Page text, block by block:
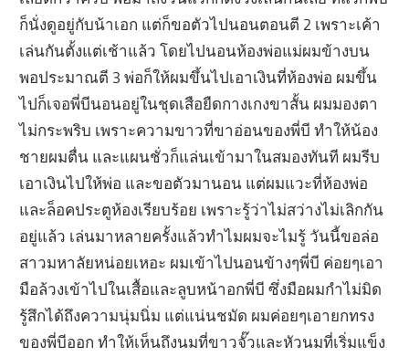
ก็นั่งดูอยู่กับน้าเอก แต่ก็ขอตัวไปนอนตอนตี 2 เพราะเค้า
เล่นกันตั้งแต่เช้าแล้ว โดยไปนอนห้องพ่อแม่ผมข้างบน
พอประมาณตี 3 พ่อก็ให้ผมขึ้นไปเอาเงินที่ห้องพ่อ ผมขึ้น
ไปก็เจอพี่บีนอนอยู่ในชุดเสือยืดกางเกงขาสั้น ผมมองตา
ไม่กระพริบ เพราะความขาวที่ขาอ่อนของพี่บี ทำให้น้อง
ชายผมตื่น และแผนชั่วก็แล่นเข้ามาในสมองทันที ผมรีบ
เอาเงินไปให้พ่อ และขอตัวมานอน แต่ผมแวะที่ห้องพ่อ
และล็อคประตูห้องเรียบร้อย เพราะรู้ว่าไม่สว่างไม่เลิกกัน
อยู่แล้ว เล่นมาหลายครั้งแล้วทำไมผมจะไมรู้ วันนี้ขอล่อ
สาวมหาลัยหน่อยเหอะ ผมเข้าไปนอนข้างๆพี่บี ค่อยๆเอา
มือล้วงเข้าไปในเสื้อและลูบหน้าอกพี่บี ซึ่งมือผมกำไม่มิด
รู้สึกได้ถึงความนุ่มนิ่ม แต่แน่นชมัด ผมค่อยๆเอายกทรง
ของพี่บีออก ทำให้เห็นถึงนมที่ขาวจั๊วและหัวนมที่เริ่มแข็ง